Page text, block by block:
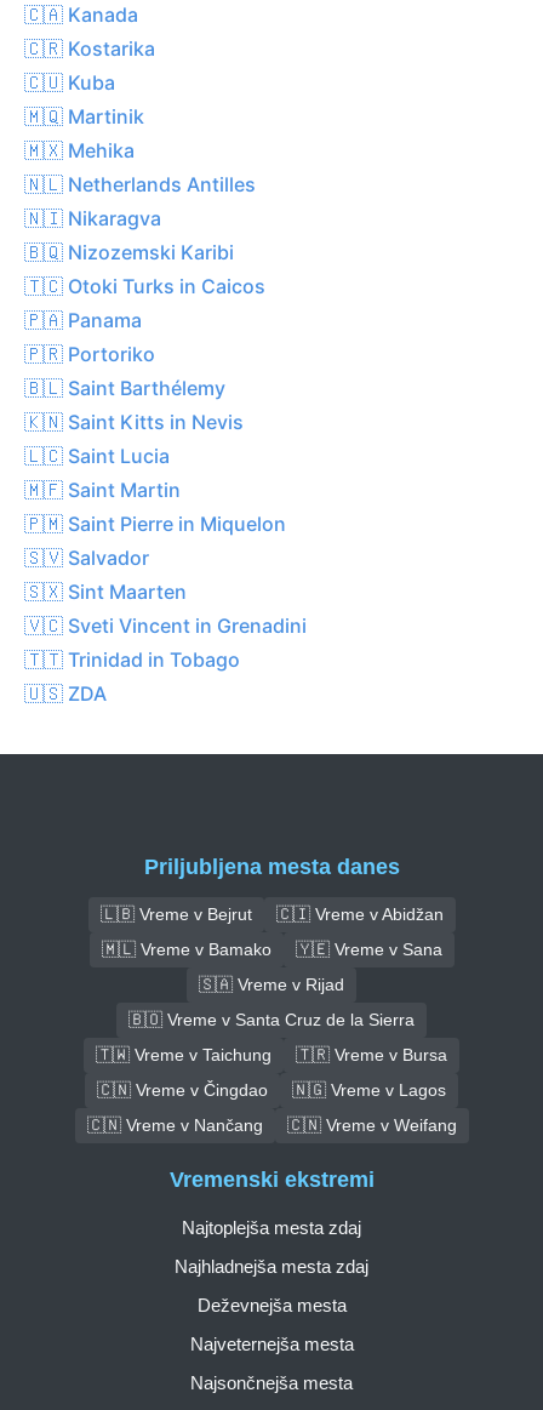
🇨🇦 Kanada
🇨🇷 Kostarika
🇨🇺 Kuba
🇲🇶 Martinik
🇲🇽 Mehika
🇳🇱 Netherlands Antilles
🇳🇮 Nikaragva
🇧🇶 Nizozemski Karibi
🇹🇨 Otoki Turks in Caicos
🇵🇦 Panama
🇵🇷 Portoriko
🇧🇱 Saint Barthélemy
🇰🇳 Saint Kitts in Nevis
🇱🇨 Saint Lucia
🇲🇫 Saint Martin
🇵🇲 Saint Pierre in Miquelon
🇸🇻 Salvador
🇸🇽 Sint Maarten
🇻🇨 Sveti Vincent in Grenadini
🇹🇹 Trinidad in Tobago
🇺🇸 ZDA
Priljubljena mesta danes
🇱🇧 Vreme v Bejrut
🇨🇮 Vreme v Abidžan
🇲🇱 Vreme v Bamako
🇾🇪 Vreme v Sana
🇸🇦 Vreme v Rijad
🇧🇴 Vreme v Santa Cruz de la Sierra
🇹🇼 Vreme v Taichung
🇹🇷 Vreme v Bursa
🇨🇳 Vreme v Čingdao
🇳🇬 Vreme v Lagos
🇨🇳 Vreme v Nančang
🇨🇳 Vreme v Weifang
Vremenski ekstremi
Najtoplejša mesta zdaj
Najhladnejša mesta zdaj
Deževnejša mesta
Najveternejša mesta
Najsončnejša mesta